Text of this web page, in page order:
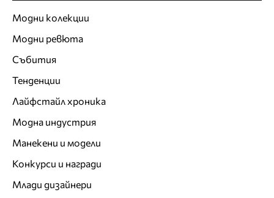
Модни колекции
Модни ревюта
Събития
Тенденции
Лайфстайл хроника
Модна индустрия
Манекени и модели
Конкурси и награди
Млади дизайнери